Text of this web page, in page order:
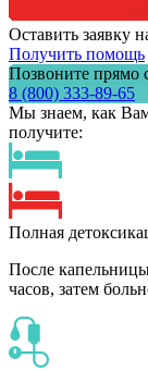
Оставить заявку
Получить помощь
Позвоните прямо
8 (800) 333-89-65
Мы знаем, как
получите:
Полная
После
часов, затем